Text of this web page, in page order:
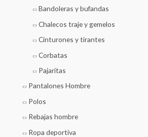
Bandoleras y bufandas
Chalecos traje y gemelos
Cinturones y tirantes
Corbatas
Pajaritas
Pantalones Hombre
Polos
Rebajas hombre
Ropa deportiva